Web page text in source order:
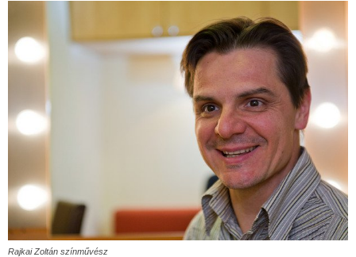
Rajkai Zoltán színművész